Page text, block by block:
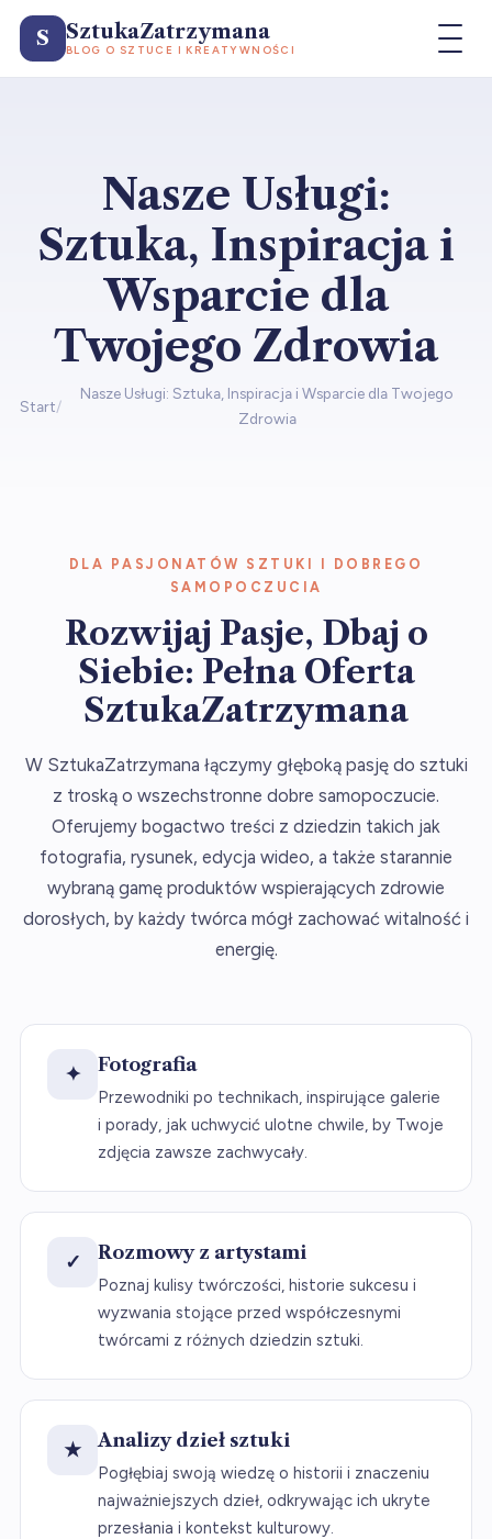
S SztukaZatrzymana
BLOG O SZTUCE I KREATYWNOŚCI
Nasze Usługi:
Sztuka, Inspiracja i
Wsparcie dla
Twojego Zdrowia
Start/
Nasze Usługi: Sztuka, Inspiracja i Wsparcie dla Twojego
Zdrowia
DLA PASJONATÓW SZTUKI I DOBREGO
SAMOPOCZUCIA
Rozwijaj Pasje, Dbaj o
Siebie: Pełna Oferta
SztukaZatrzymana
W SztukaZatrzymana łączymy głęboką pasję do sztuki
z troską o wszechstronne dobre samopoczucie.
Oferujemy bogactwo treści z dziedzin takich jak
fotografia, rysunek, edycja wideo, a także starannie
wybraną gamę produktów wspierających zdrowie
dorosłych, by każdy twórca mógł zachować witalność i
energię.
✦ Fotografia
Przewodniki po technikach, inspirujące galerie
i porady, jak uchwycić ulotne chwile, by Twoje
zdjęcia zawsze zachwycały.
✓ Rozmowy z artystami
Poznaj kulisy twórczości, historie sukcesu i
wyzwania stojące przed współczesnymi
twórcami z różnych dziedzin sztuki.
★ Analizy dzieł sztuki
Pogłębiaj swoją wiedzę o historii i znaczeniu
najważniejszych dzieł, odkrywając ich ukryte
przesłania i kontekst kulturowy.